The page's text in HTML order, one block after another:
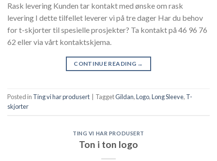
Rask levering Kunden tar kontakt med ønske om rask
levering I dette tilfellet leverer vi på tre dager Har du behov
for t-skjorter til spesielle prosjekter? Ta kontakt på 46 96 76
62 eller via vårt kontaktskjema.
CONTINUE READING →
Posted in Ting vi har produsert TaggetGildan,Logo,Long Sleeve, T-
skjorter
TING VI HAR PRODUSERT
Ton i ton logo